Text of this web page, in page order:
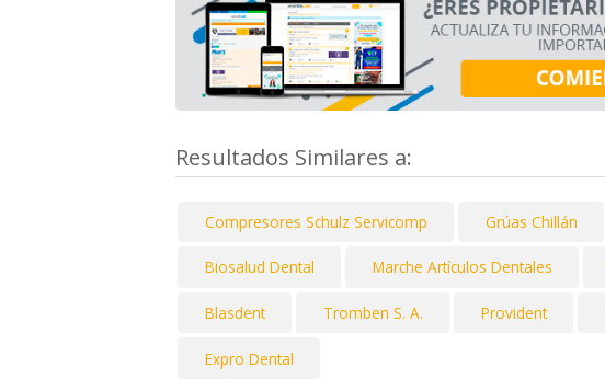
Resultados Similares a:
Compresores Schulz Servicomp Grúas Chillán
Biosalud Dental Marche Artículos Dentales
Blasdent Tromben S. A. Provident
Expro Dental